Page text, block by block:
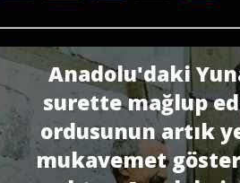
Anadolu'daki
surette mağlup
ordusunun artık
mukavemet